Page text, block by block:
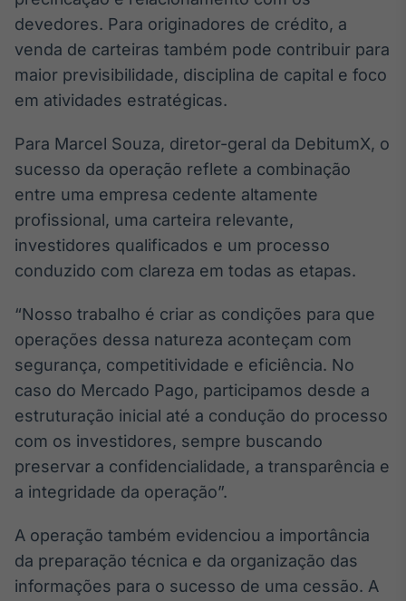
devedores. Para originadores de crédito, a
venda de carteiras também pode contribuir para
maior previsibilidade, disciplina de capital e foco
em atividades estratégicas.
Para Marcel Souza, diretor-geral da DebitumX, o
sucesso da operação reflete a combinação
entre uma empresa cedente altamente
profissional, uma carteira relevante,
investidores qualificados e um processo
conduzido com clareza em todas as etapas.
“Nosso trabalho é criar as condições para que
operações dessa natureza aconteçam com
segurança, competitividade e eficiência. No
caso do Mercado Pago, participamos desde a
estruturação inicial até a condução do processo
com os investidores, sempre buscando
preservar a confidencialidade, a transparência e
a integridade da operação”.
A operação também evidenciou a importância
da preparação técnica e da organização das
informações para o sucesso de uma cessão. A